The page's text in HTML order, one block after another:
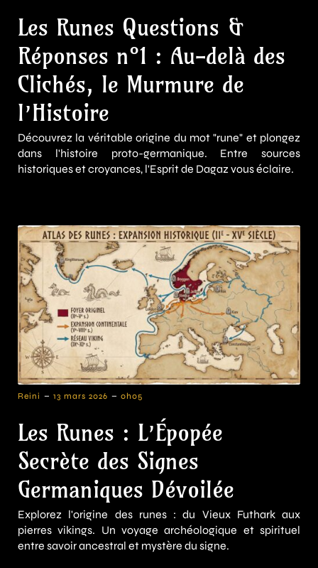
Les Runes Questions &
Réponses n°1 : Au-delà des
Clichés, le Murmure de
l’Histoire
Découvrez la véritable origine du mot "rune" et plongez
dans l'histoire proto-germanique. Entre sources
historiques et croyances, l'Esprit de Dagaz vous éclaire.
Reini - 13 mars 2026 - 0h05
Les Runes : L’Épopée
Secrète des Signes
Germaniques Dévoilée
Explorez l'origine des runes : du Vieux Futhark aux
pierres vikings. Un voyage archéologique et spirituel
entre savoir ancestral et mystère du signe.